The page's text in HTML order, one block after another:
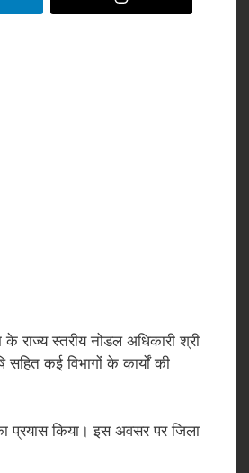
राज्य स्तरीय नोडल अधिकारी श्री
सहित कई विभागों के कार्यों की
प्रयास किया। इस अवसर पर जिला